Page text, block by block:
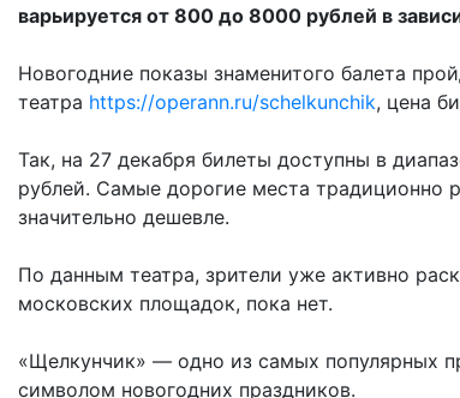
варьируется от 800 до 8000 рублей в
Новогодние показы знаменитого балета
театра https://operann.ru/schelkunchik, цена
Так, на 27 декабря билеты доступны в
рублей. Самые дорогие места традиционно
значительно дешевле.
По данным театра, зрители уже активно
московских площадок, пока нет.
«Щелкунчик» — одно из самых популярных
символом новогодних праздников.